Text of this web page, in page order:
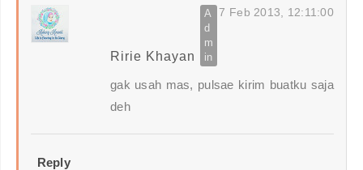
Ririe Khayan
7 Feb 2013, 12:11:00
gak usah mas, pulsae kirim buatku saja
deh
Reply